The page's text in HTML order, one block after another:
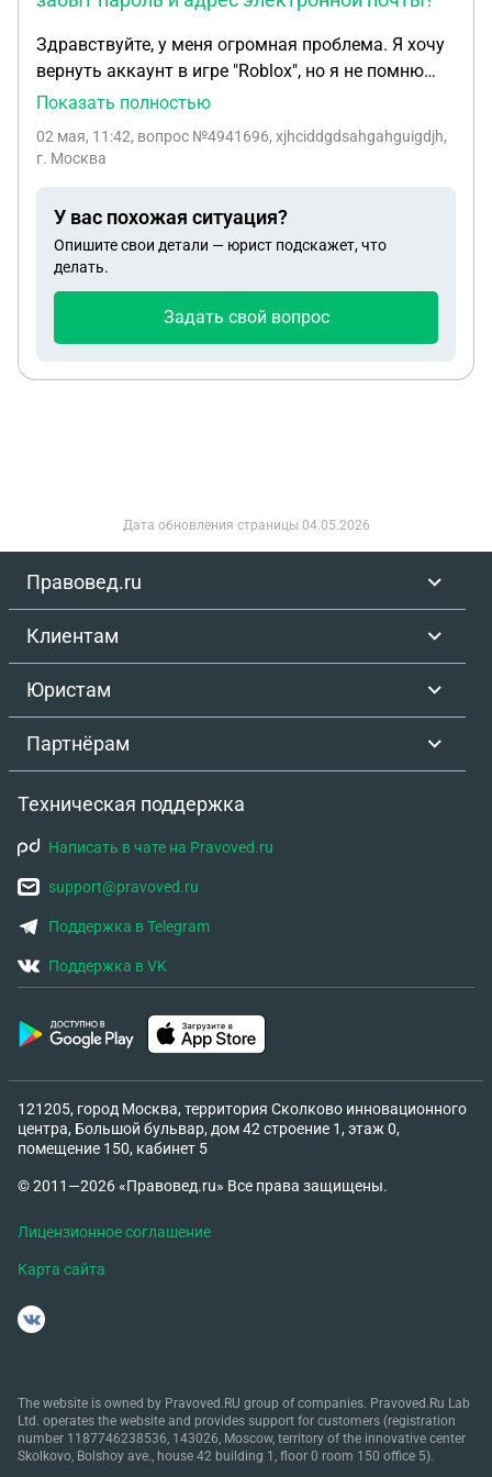
Могу ли я что-то сделать в данной ситуации?
Здравствуйте, у меня огромная проблема. Я хочу
вернуть аккаунт в игре "Roblox", но я не помню
пароль. Я хотела зайти через почту, но и ее тоже я
на том аккаунте. Если вам нужно название
что у меня нигде не записаны названия и пароли
от аккаунтов в этой игре. Заранее спасибо!
Показать полностью
02 мая, 11:42, вопрос №4941696, xjhciddgdsahgahguigdjh,
г. Москва
У вас похожая ситуация?
Опишите свои детали — юрист подскажет, что
делать.
Задать свой вопрос
Дата обновления страницы 04.05.2026
Правовед.ru
Клиентам
Юристам
Партнёрам
Техническая поддержка
Написать в чате на Pravoved.ru
support@pravoved.ru
Поддержка в Telegram
Поддержка в VK
121205, город Москва, территория Сколково инновационного
центра, Большой бульвар, дом 42 строение 1, этаж 0,
помещение 150, кабинет 5
© 2011—2026 «Правовед.ru» Все права защищены.
Лицензионное соглашение
Карта сайта
The website is owned by Pravoved.RU group of companies. Pravoved.Ru Lab
Ltd. operates the website and provides support for customers (registration
number 1187746238536, 143026, Moscow, territory of the innovative center
Skolkovo, Bolshoy ave., house 42 building 1, floor 0 room 150 office 5).